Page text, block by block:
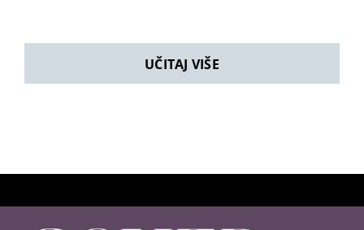
UČITAJ VIŠE